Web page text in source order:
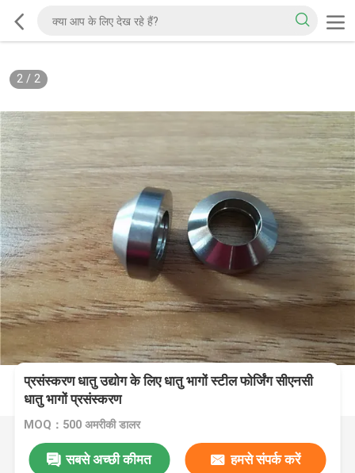
2/ 2
प्रसंस्करण धातु उद्योग के लिए धातु भागों स्टील फोर्जिंग सीएनसी
धातु भागों प्रसंस्करण
MOQ：500 अमरीकी डालर
सबसे अच्छी कीमत हमसे संपर्क करें